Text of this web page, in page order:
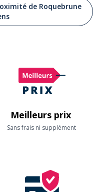
de Roquebrune
Meilleurs prix
Sans frais ni supplément